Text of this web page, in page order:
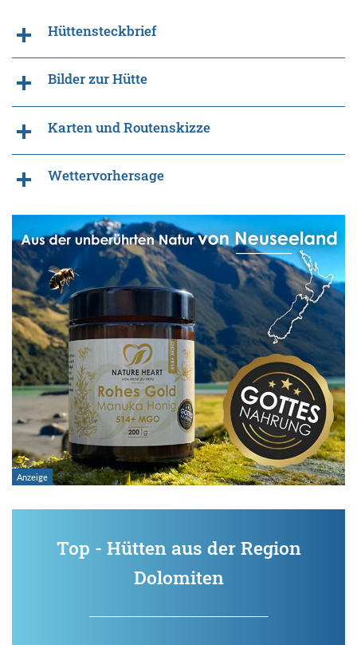
Hüttensteckbrief
Bilder zur Hütte
Karten und Routenskizze
Wettervorhersage
Top - Hütten aus der Region
Dolomiten